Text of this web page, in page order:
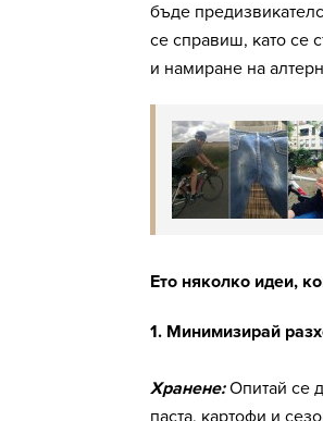
бъде
се справиш, като се
и намиране на
Ето няколко идеи,
1. Минимизирай
Хранене:Опитай се